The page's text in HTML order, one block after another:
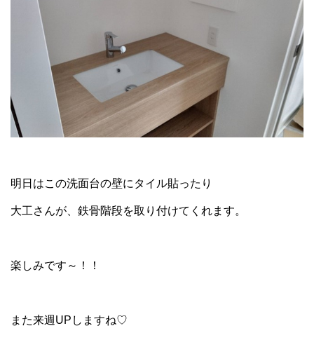
明日はこの洗面台の壁にタイル貼ったり
大工さんが、鉄骨階段を取り付けてくれます。
楽しみです～！！
また来週UPしますね♡